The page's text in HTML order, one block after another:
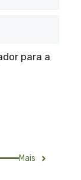
para a
Mais